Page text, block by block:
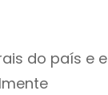
do país e e